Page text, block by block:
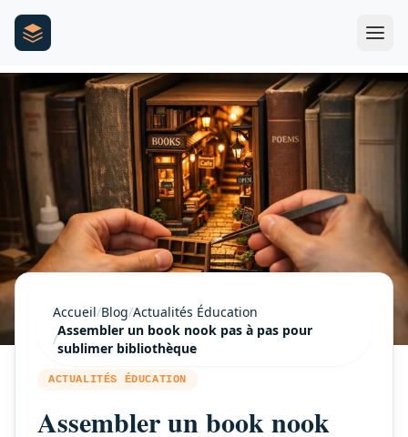
Accueil/Blog/Actualités Éducation
/
Assembler un book nook pas à pas pour
sublimer bibliothèque
ACTUALITÉS ÉDUCATION
Assembler un book nook